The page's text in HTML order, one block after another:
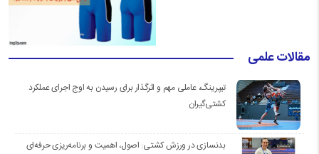
مقالات علمی
تیپرینگ، عاملی مهم و اثرگذار برای رسیدن به اوج اجرای عملکرد
کشتی‌گیران
بدنسازی در ورزش کشتی: اصول، اهمیت و برنامه‌ریزی حرفه‌ای